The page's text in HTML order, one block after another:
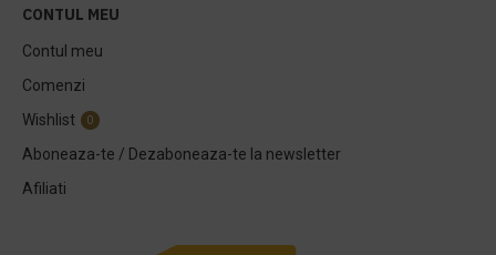
CONTUL MEU
Contul meu
Comenzi
Wishlist
0
Aboneaza-te / Dezaboneaza-te la newsletter
Afiliati